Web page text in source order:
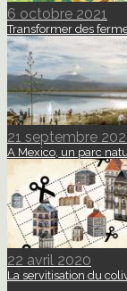
6 octobre 2021
Transformer des
21 septembre
A Mexico, un parc
22 avril 2020
La servitisation du